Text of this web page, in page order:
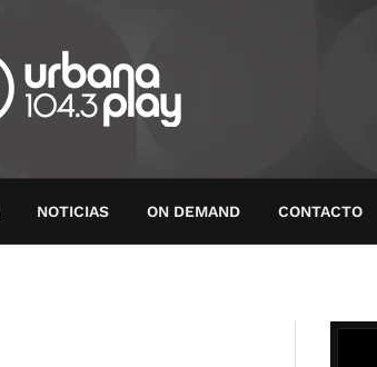
NOTICIAS ON DEMAND CONTACTO